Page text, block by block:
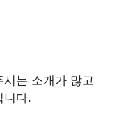
는 소개가 많고
니다.